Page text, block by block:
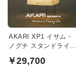
AKARI XP1 イサム・
ノグチ スタンドライト
￥29,700